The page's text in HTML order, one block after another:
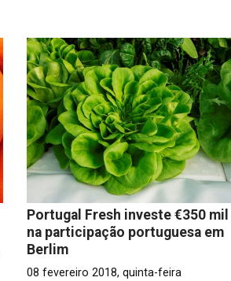
Portugal Fresh investe €350 mil
na participação portuguesa em
Berlim
08 fevereiro 2018, quinta-feira